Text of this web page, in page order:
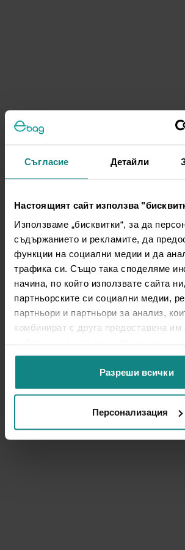
Съгласие Детайли
Настоящият сайт използва
Използваме „бисквитки“, за да
съдържанието и рекламите, да
функции на социални медии и да
трафика си. Също така споделяме
начина, по който използвате сайта
партньорските си социални медии,
партньори и партньори за анализ,
комбинират с друга предоставена им
ползването от Ваша страна на
Разреши всички
Персонализация